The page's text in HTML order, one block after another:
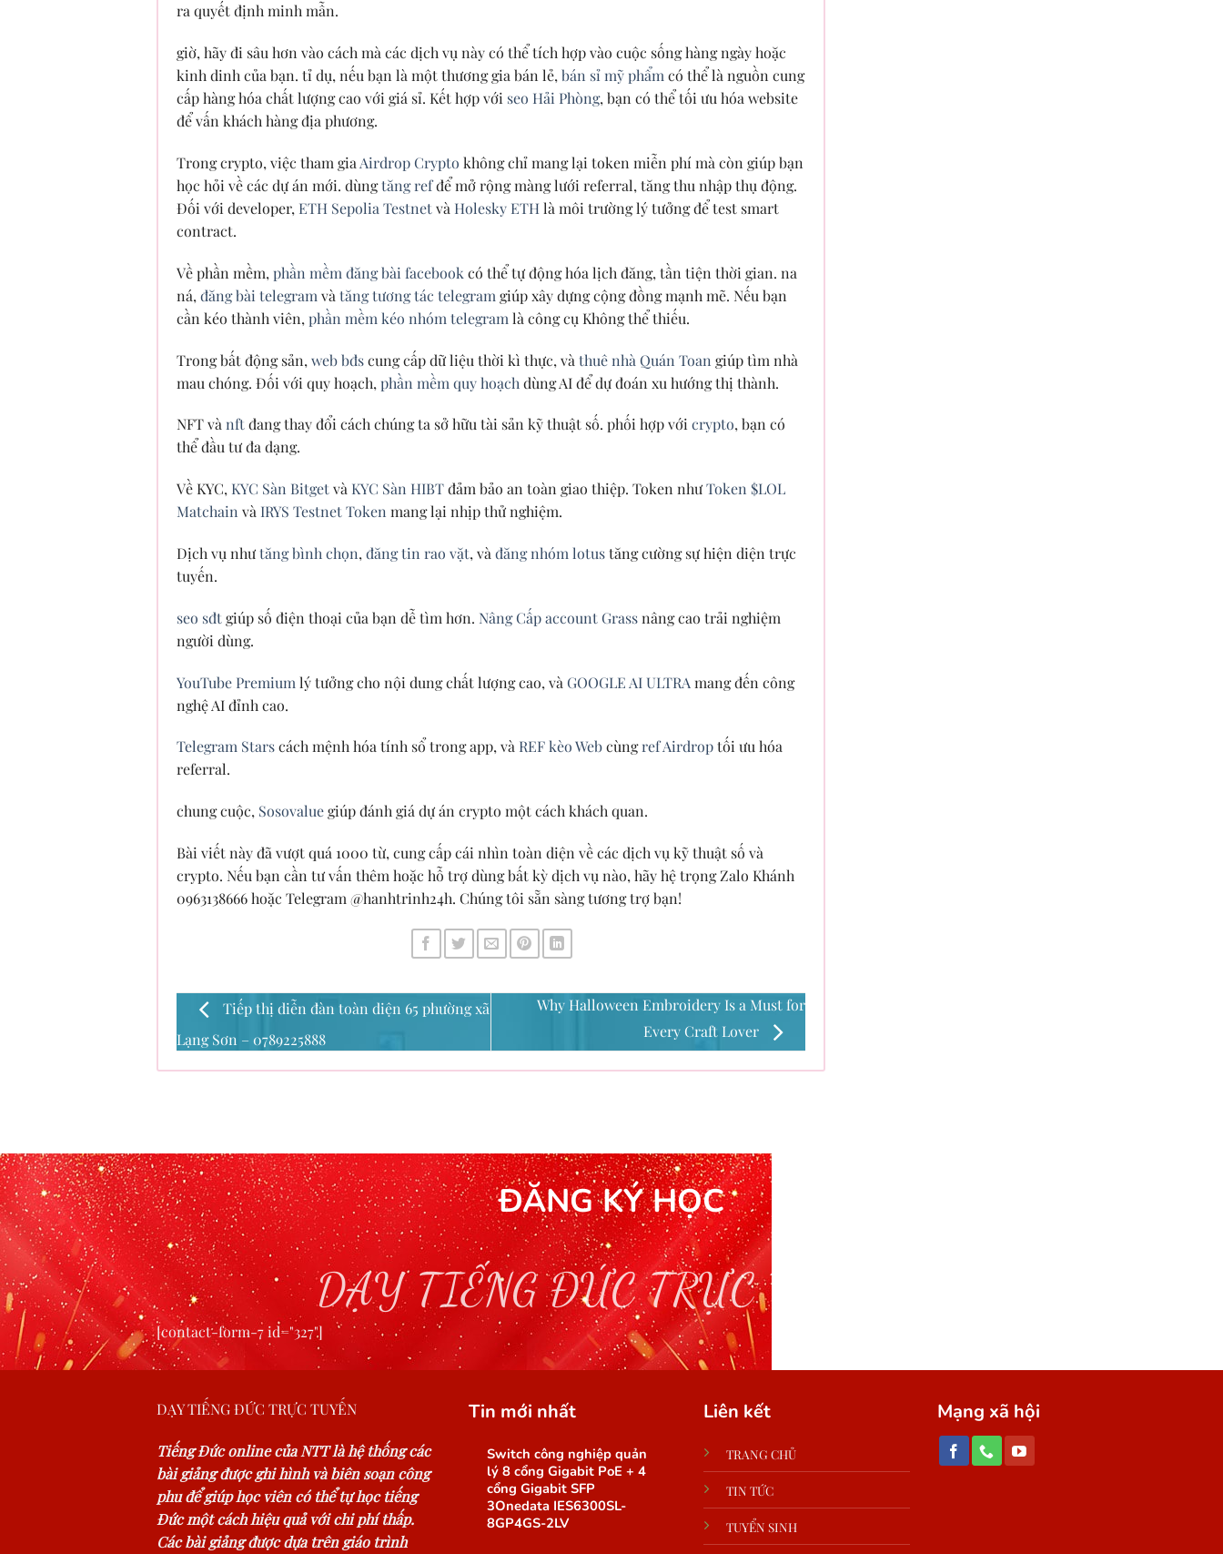
ra quyết định minh mẫn.
giờ, hãy đi sâu hơn vào cách mà các dịch vụ này có thể tích hợp vào cuộc sống hàng ngày hoặc
kinh dinh của bạn. tỉ dụ, nếu bạn là một thương gia bán lẻ, bán sỉ mỹ phẩm có thể là nguồn cung
cấp hàng hóa chất lượng cao với giá sỉ. Kết hợp với seo Hải Phòng, bạn có thể tối ưu hóa website
để vấn khách hàng địa phương.
Trong crypto, việc tham gia Airdrop Crypto không chỉ mang lại token miễn phí mà còn giúp bạn
học hỏi về các dự án mới. dùngtăng refđể mở rộng màng lưới referral, tăng thu nhập thụ động.
Đối với developer, ETH Sepolia Testnetvà Holesky ETHlà môi trường lý tưởng để test smart
contract.
Về phần mềm, phần mềm đăng bài facebook có thể tự động hóa lịch đăng, tần tiện thời gian. na
ná, đăng bài telegram và tăng tương tác telegram giúp xây dựng cộng đồng mạnh mẽ. Nếu bạn
cần kéo thành viên, phần mềm kéo nhóm telegram là công cụ Không thể thiếu.
Trong bất động sản, web bđscung cấp dữ liệu thời kì thực, và thuê nhà Quán Toan giúp tìm nhà
mau chóng. Đối với quy hoạch, phần mềm quy hoạch dùng AI để dự đoán xu hướng thị thành.
NFT vànftđang thay đổi cách chúng ta sở hữu tài sản kỹ thuật số. phối hợp vớicrypto, bạn có
thể đầu tư đa dạng.
Về KYC, KYC Sàn Bitgetvà KYC Sàn HIBTđảm bảo an toàn giao thiệp. Token nhưToken $LOL
Matchain và IRYS Testnet Token mang lại nhịp thử nghiệm.
Dịch vụ nhưtăng bình chọn, đăng tin rao vặt, và đăng nhóm lotustăng cường sự hiện diện trực
tuyến.
seo sđtgiúp số điện thoại của bạn dễ tìm hơn. Nâng Cấp account Grassnâng cao trải nghiệm
người dùng.
YouTube Premium lý tưởng cho nội dung chất lượng cao, và GOOGLE AI ULTRA mang đến công
nghệ AI đỉnh cao.
Telegram Starscách mệnh hóa tính sổ trong app, và REF kèo Webcùngref Airdroptối ưu hóa
referral.
chung cuộc, Sosovaluegiúp đánh giá dự án crypto một cách khách quan.
Bài viết này đã vượt quá 1000 từ, cung cấp cái nhìn toàn diện về các dịch vụ kỹ thuật số và
crypto. Nếu bạn cần tư vấn thêm hoặc hỗ trợ dùng bất kỳ dịch vụ nào, hãy hệ trọng Zalo Khánh
0963138666 hoặc Telegram @hanhtrinh24h. Chúng tôi sẵn sàng tương trợ bạn!
Tiếp thị diễn đàn toàn diện 65 phường xã
Lạng Sơn – 0789225888
Why Halloween Embroidery Is a Must for
Every Craft Lover
ĐĂNG KÝ HỌC
DẠY TIẾNG ĐỨC TRỰC TUYẾN
[contact-form-7 id="327"]
DẠY TIẾNG ĐỨC TRỰC TUYẾN
Tiếng Đức online của NTT là hệ thống các
bài giảng được ghi hình và biên soạn công
phu để giúp học viên có thể tự học tiếng
Đức một cách hiệu quả với chi phí thấp.
Các bài giảng được dựa trên giáo trình
Tin mới nhất
Switch công nghiệp quản
lý 8 cổng Gigabit PoE + 4
cổng Gigabit SFP
3Onedata IES6300SL-
8GP4GS-2LV
Liên kết
TRANG CHỦ
TIN TỨC
TUYỂN SINH
Mạng xã hội